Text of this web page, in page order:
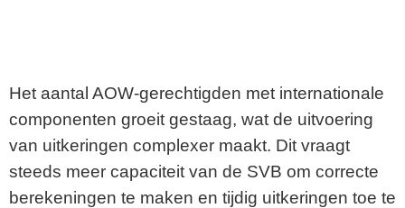
Het aantal AOW-gerechtigden met internationale
componenten groeit gestaag, wat de uitvoering
van uitkeringen complexer maakt. Dit vraagt
steeds meer capaciteit van de SVB om correcte
berekeningen te maken en tijdig uitkeringen toe te